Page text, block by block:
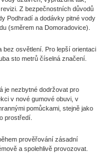
Z bezpečnostních důvodů
Podhradí a dodávky pitné vody
(směrem na Domoradovice).
bez osvětlení. Pro lepší orientaci
sto metrů číselná značení.
je nezbytné dodržovat pro
v nové gumové obuvi, v
pomůckami, stejně jako
prostředí.
prověřování zásadní
a spolehlivě provozovat.